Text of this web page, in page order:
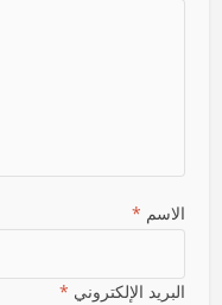
الاسم *
البريد الإلكتروني *